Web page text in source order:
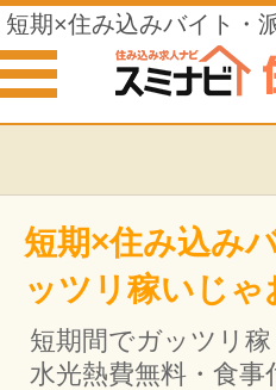
短期×住み込みバイト・
う！
短期×住み込み
ッツリ稼いじゃ
短期間でガッツリ
水光熱費無料・食